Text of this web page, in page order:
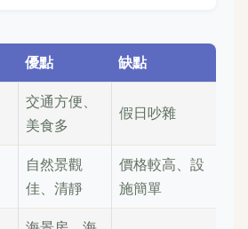
優點
缺點
交通方便、
美食多
假日吵雜
自然景觀
佳、清靜
價格較高、設
施簡單